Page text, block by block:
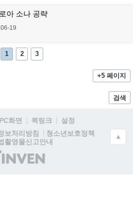
아 소나 공략
06-19
1 2 3
+5 페이지
검색
PC화면 퀵링크
설정
보처리방침
청소년보호정책
촬영물신고안내
(주)
인
▲